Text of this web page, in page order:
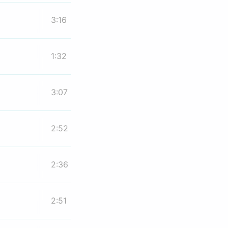
3:16
1:32
3:07
2:52
2:36
2:51